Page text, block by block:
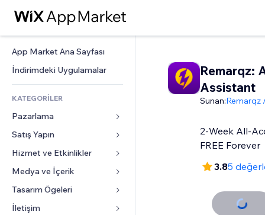
App Market Ana Sayfası
İndirimdeki Uygulamalar
KATEGORİLER
Pazarlama
Reklamlar
Mobil
Site Analizleri
Sosyal Ağ
Satış Yapın
Mağazalar için uygulamalar
Gönderim ve Teslimat
Satış Düğmeleri
Hizmet ve Etkinlikler
Oteller
Etkinlikler
Restoranlar
Medya ve İçerik
Galeri
Müzik
Tasarım Ögeleri
Haritalar ve Navigasyon
Remarqz:
Assistant
Sunan:Remarqz
2-Week All-
FREE Forever
3.85